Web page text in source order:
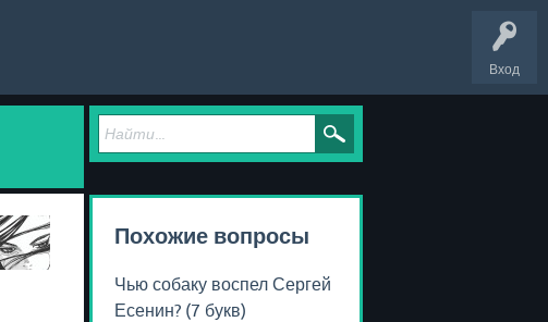
Вход
Похожие вопросы
Чью собаку воспел Сергей
Есенин? (7 букв)